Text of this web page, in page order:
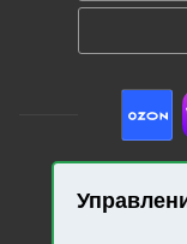
2026 ©